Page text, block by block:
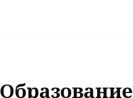
Образование